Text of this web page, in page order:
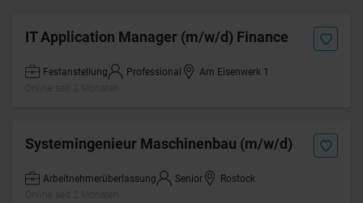
IT Application Manager (m/w/d) Finance
Festanstellung Professional
Am Eisenwerk 1
Systemingenieur Maschinenbau (m/w/d)
Arbeitnehmerüberlassung Senior
Rostock